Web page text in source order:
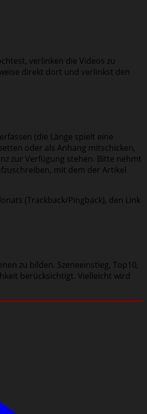
verlinken die Videos zu
direkt dort und verlinkst den
(die Länge spielt eine
oder als Anhang mitschicken,
zur Verfügung stehen. Bitte nehmt
mit dem der Artikel
(Trackback/Pingback), den Link
zu bilden. Szeneeinstieg, Top10,
berücksichtigt. Vielleicht wird